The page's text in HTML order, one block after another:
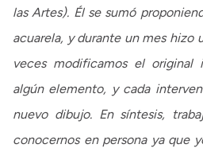
las Artes). Él se sumó
acuarela, y durante un mes hizo
veces modificamos el original
algún elemento, y cada
nuevo dibujo. En síntesis,
conocernos en persona ya que